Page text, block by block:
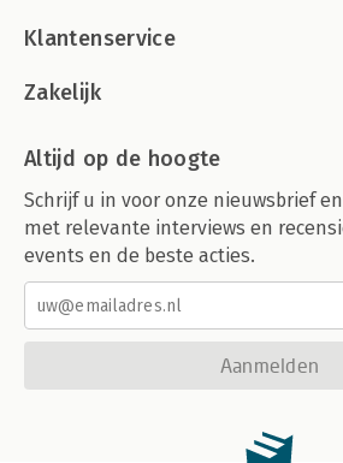
Klantenservice
Zakelijk
Altijd op de hoogte
Schrijf u in voor onze nieuwsbrief
met relevante interviews en
events en de beste acties.
Aanmelden